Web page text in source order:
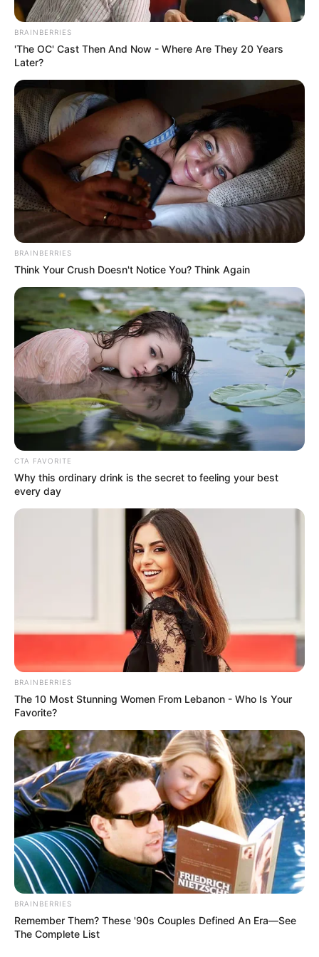
Posted
in
Friss hírek
Meghalt Borsos Barna
bySzerző • March 8, 2026
Meghalt Borsos Barna, az Újpest
20 éves jégkorongozója
BRAINBERRIES
'The OC' Cast Then And Now - Where Are They 20 Years
Later?
BRAINBERRIES
Think Your Crush Doesn't Notice You? Think Again
CTA FAVORITE
Why this ordinary drink is the secret to feeling your best
every day
BRAINBERRIES
The 10 Most Stunning Women From Lebanon - Who Is Your
Favorite?
BRAINBERRIES
Remember Them? These '90s Couples Defined An Era—See
The Complete List